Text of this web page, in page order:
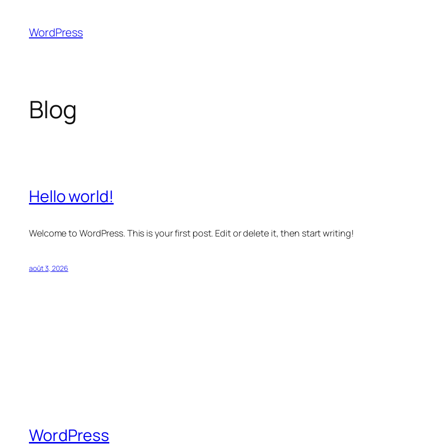
contenu
WordPress
Blog
Hello world!
Welcome to WordPress. This is your first post. Edit or delete it, then start writing!
août 3, 2026
WordPress